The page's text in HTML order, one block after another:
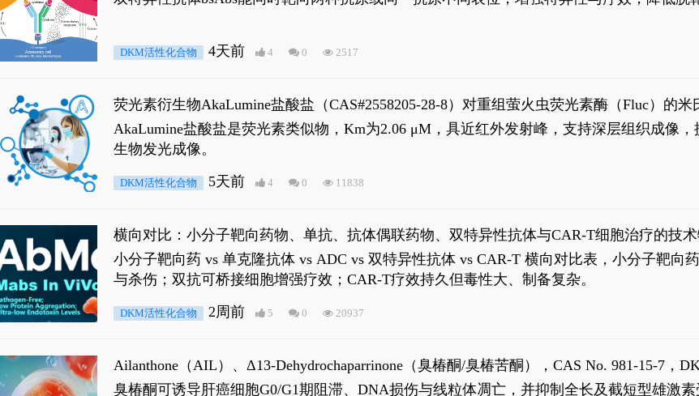
DKM活性化合物 4天前 4 0 2517
荧光素衍生物AkaLumine盐酸盐（CAS#2558205-28-8）对重组萤火虫荧光素酶（Fluc）的
穿透能力，大幅增强成像信噪比，从而实现活体动物模型中极低给药剂量下的高灵敏度、
AkaLumine盐酸盐是荧光素类似物，Km为2.06 μM，具近红外发射峰，支持深层组织成像
生物发光成像。
DKM活性化合物 5天前 4 0 11838
横向对比：小分子靶向药物、单抗、抗体偶联药物、双特异性抗体与CAR-T细胞治疗的技
小分子靶向药 vs 单克隆抗体 vs ADC vs 双特异性抗体 vs CAR-T 横向对比表，小分子靶
与杀伤；双抗可桥接细胞增强疗效；CAR-T疗效持久但毒性大、制备复杂。
DKM活性化合物 2周前 5 0 20937
Ailanthone（AIL）、Δ13-Dehydrochaparrinone（臭椿酮/臭椿苦酮），CAS No. 981-15-7，
臭椿酮可诱导肝癌细胞G0/G1期阻滞、DNA损伤与线粒体凋亡，并抑制全长及截短型雄激素